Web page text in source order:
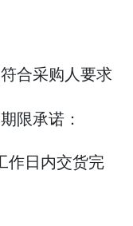
符合采购人要求
限承诺：
作日内交货完